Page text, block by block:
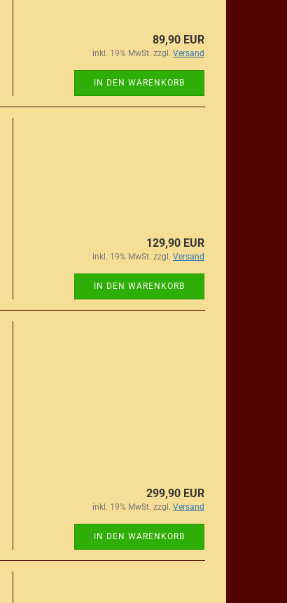
89,90 EUR
inkl. 19% MwSt. zzgl. Versand
IN DEN WARENKORB
129,90 EUR
inkl. 19% MwSt. zzgl. Versand
IN DEN WARENKORB
299,90 EUR
inkl. 19% MwSt. zzgl. Versand
IN DEN WARENKORB